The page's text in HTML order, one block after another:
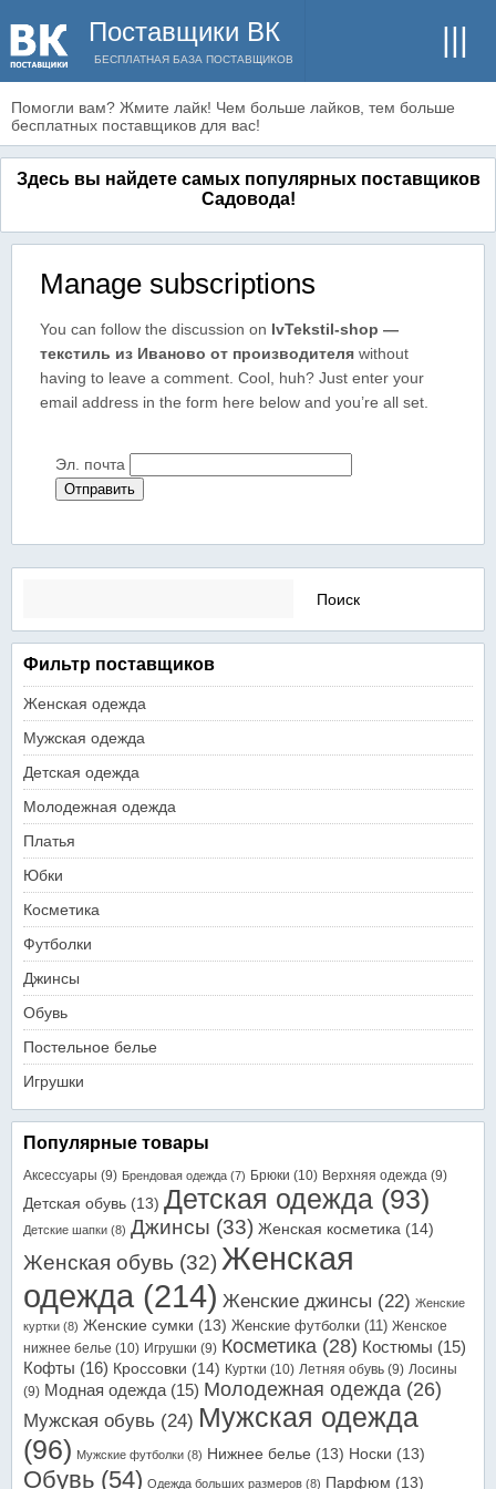
Поставщики ВК
БЕСПЛАТНАЯ БАЗА ПОСТАВЩИКОВ
Помогли вам? Жмите лайк! Чем больше лайков, тем больше
бесплатных поставщиков для вас!
Здесь вы найдете самых популярных поставщиков
Садовода!
Manage subscriptions
You can follow the discussion on IvTekstil-shop —
текстиль из Иваново от производителя without
having to leave a comment. Cool, huh? Just enter your
email address in the form here below and you’re all set.
Эл. почта
Найти:
Фильтр поставщиков
Женская одежда
Мужская одежда
Детская одежда
Молодежная одежда
Платья
Юбки
Косметика
Футболки
Джинсы
Обувь
Постельное белье
Игрушки
Популярные товары
Аксессуары (9) Брендовая одежда (7) Брюки (10) Верхняя одежда (9)
Детская обувь (13) Детская одежда (93)
Детские шапки (8) Джинсы (33) Женская косметика (14)
Женская обувь (32) Женская
одежда (214) Женские джинсы (22) Женские
куртки (8) Женские сумки (13) Женские футболки (11) Женское
нижнее белье (10) Игрушки (9) Косметика (28) Костюмы (15)
Кофты (16) Кроссовки (14) Куртки (10) Летняя обувь (9) Лосины
(9) Модная одежда (15) Молодежная одежда (26)
Мужская обувь (24) Мужская одежда
(96) Мужские футболки (8) Нижнее белье (13) Носки (13)
Обувь (54) Одежда больших размеров (8) Парфюм (13)